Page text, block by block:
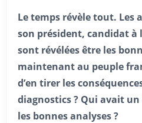
Le temps révèle tout. Les
son président, candidat à
sont révélées être les
maintenant au peuple
d’en tirer les
diagnostics ? Qui avait
les bonnes analyses ?